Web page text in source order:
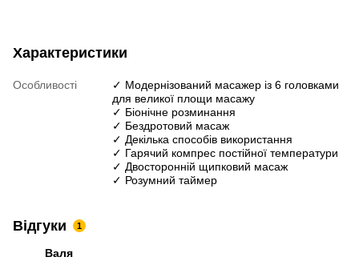
Характеристики
Особливості
✓ Модернізований масажер із 6 головками
для великої площи масажу
✓ Біонічне розминання
✓ Бездротовий масаж
✓ Декілька способів використання
✓ Гарячий компрес постійної температури
✓ Двосторонній щипковий масаж
✓ Розумний таймер
Відгуки 1
Валя